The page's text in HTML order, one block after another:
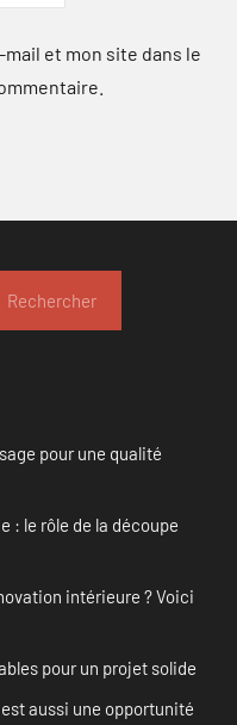
et mon site dans le
Rechercher
pour une qualité
: le rôle de la découpe
intérieure ? Voici
pour un projet solide
aussi une opportunité